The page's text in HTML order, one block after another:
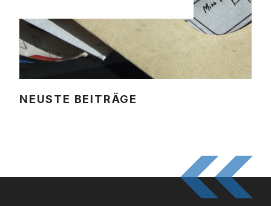
NEUSTE BEITRÄGE